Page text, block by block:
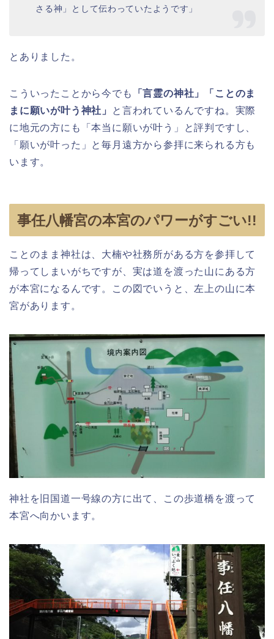
さる神」として伝わっていたようです」
とありました。
こういったことから今でも
「言霊の神社」「ことのま
まに願いが叶う神社」
と言われているんですね。実際
に地元の方にも「本当に願いが叶う」と評判ですし、
「願いが叶った」と毎月遠方から参拝に来られる方も
います。
事任八幡宮の本宮のパワーがすごい!!
ことのまま神社は、大楠や社務所がある方を参拝して
帰ってしまいがちですが、実は道を渡った山にある方
が本宮になるんです。この図でいうと、左上の山に本
宮があります。
神社を旧国道一号線の方に出て、この歩道橋を渡って
本宮へ向かいます。